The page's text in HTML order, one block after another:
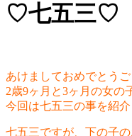
♡七五三♡
あけましておめでとうご
2歳9ヶ月と3ヶ月の女の
今回は七五三の事を紹
七五三ですが、下の子